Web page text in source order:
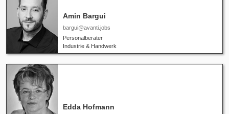
Amin Bargui
bargui@avanti.jobs
Personalberater
Industrie & Handwerk
Edda Hofmann